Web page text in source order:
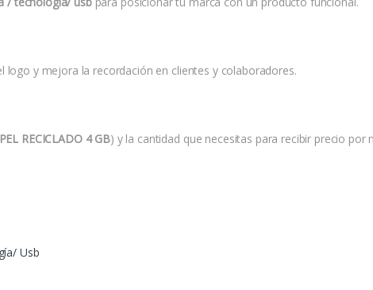
logo y mejora la recordación en clientes y colaboradores.
RECICLADO 4 GB) y la cantidad que necesitas para recibir precio por
Usb